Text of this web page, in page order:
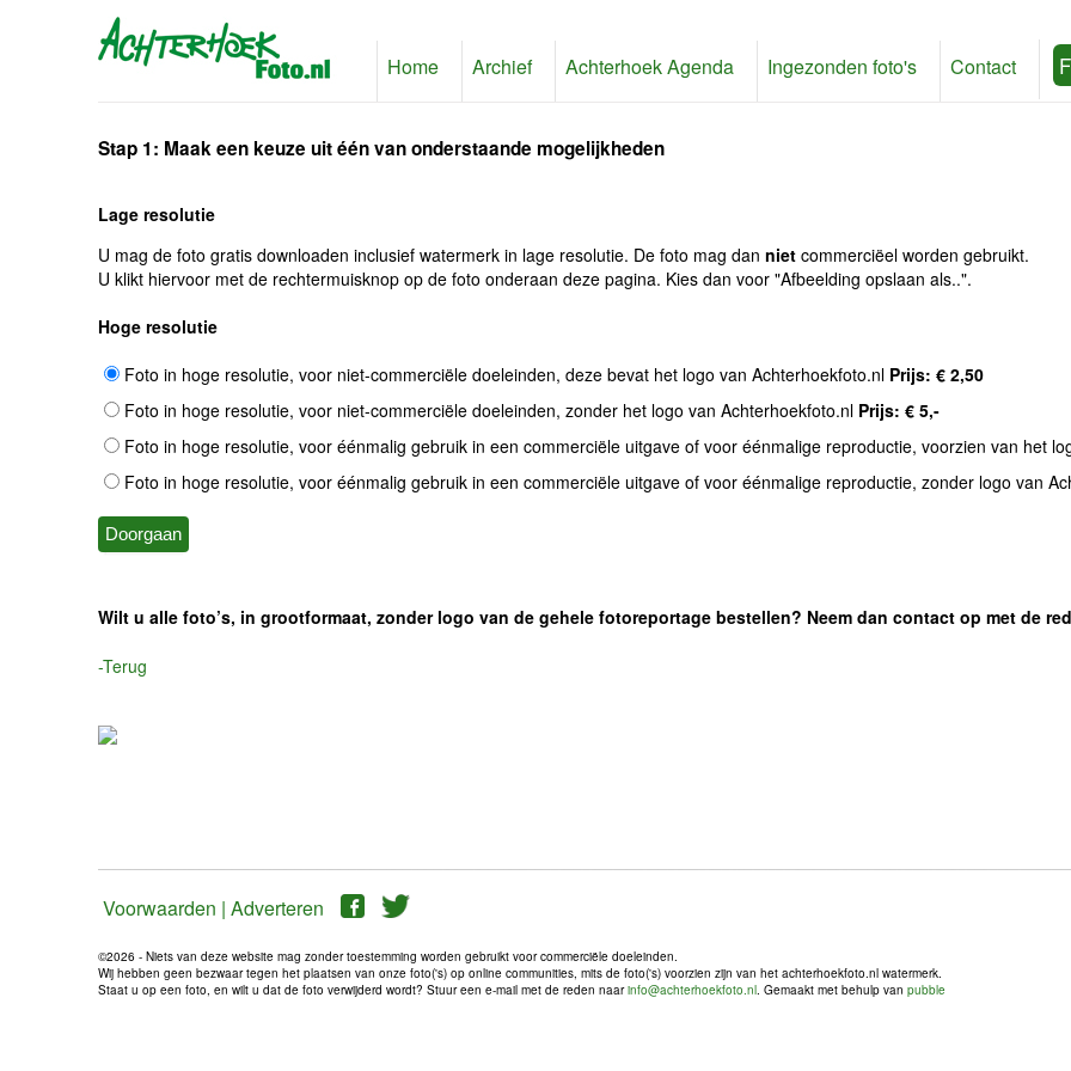
Home Archief Achterhoek Agenda Ingezonden foto's Contact
Stap 1: Maak een keuze uit één van onderstaande mogelijkheden
Lage resolutie
U mag de foto gratis downloaden inclusief watermerk in lage resolutie. De foto mag dan niet commerciëel worden gebruikt.
U klikt hiervoor met de rechtermuisknop op de foto onderaan deze pagina. Kies dan voor "Afbeelding opslaan als..".
Hoge resolutie
Foto in hoge resolutie, voor niet-commerciële doeleinden, deze bevat het logo van Achterhoekfoto.nl Prijs: € 2,50
Foto in hoge resolutie, voor niet-commerciële doeleinden, zonder het logo van Achterhoekfoto.nl Prijs: € 5,-
Foto in hoge resolutie, voor éénmalig gebruik in een commerciële uitgave of voor éénmalige reproductie, voorzien van het
Foto in hoge resolutie, voor éénmalig gebruik in een commerciële uitgave of voor éénmalige reproductie, zonder logo van
Wilt u alle foto’s, in grootformaat, zonder logo van de gehele fotoreportage bestellen? Neem dan contact op met de
-Terug
Voorwaarden | Adverteren
©2026 - Niets van deze website mag zonder toestemming worden gebruikt voor commerciële doeleinden.
Wij hebben geen bezwaar tegen het plaatsen van onze foto('s) op online communities, mits de foto('s) voorzien zijn van het achterhoekfoto.nl watermerk.
Staat u op een foto, en wilt u dat de foto verwijderd wordt? Stuur een e-mail met de reden naarinfo@achterhoekfoto.nl. Gemaakt met behulp van pubble